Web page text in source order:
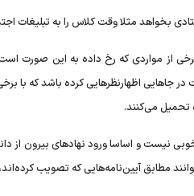
بخواهد مثلا وقت کلاس را به
برخی از مواردی که رخ داده به این
جاهایی اظهارنظرهایی کرده باشد که با
تحمیل می‌کنند.
نیست و اساسا ورود نهادهای بیرون از
مطابق آیین‌نامه‌هایی که تصویب